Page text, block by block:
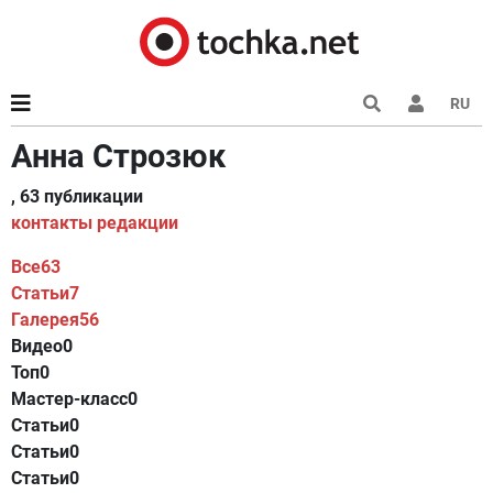
RU
Анна Строзюк
, 63 публикации
контакты редакции
Все63
Статьи7
Галерея56
Видео0
Топ0
Мастер-класс0
Статьи0
Статьи0
Статьи0